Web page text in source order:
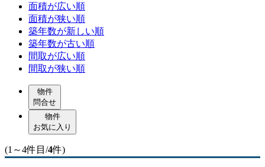
面積が広い順
面積が狭い順
築年数が新しい順
築年数が古い順
間取が広い順
間取が狭い順
物件
問合せ
物件
お気に入り
(1～4件目/4件)